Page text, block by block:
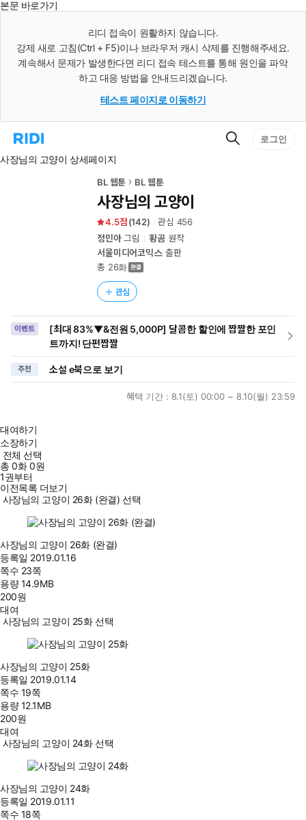
본문 바로가기
리디 접속이 원활하지 않습니다.
강제 새로 고침(Ctrl + F5)이나 브라우저 캐시 삭제를 진행해주세요.
계속해서 문제가 발생한다면 리디 접속 테스트를 통해 원인을 파악
하고 대응 방법을 안내드리겠습니다.
테스트 페이지로 이동하기
리
홈
검
로그인
사장님의 고양이 상세페이지
BL 웹툰 BL 웹툰
사장님의 고양이
4.5 (142) 관심 456
정민아그림 황곰 원작
서울미디어코믹스출판
총 26화
관심
이벤트
[최대 83%▼&전원 5,000P] 달콤한 할인에 짭짤한 포인
트까지! 단편짭짤
추천 소설 e북으로 보기
혜택 기간 : 8.1(토) 00:00 ~ 8.10(월) 23:59
대여하기
소장하기
전체 선택
총0화0원
1권부터
이전목록 더보기
사장님의 고양이 26화 (완결) 선택
사장님의 고양이 26화 (완결)
등록일 2019.01.16
쪽수 23쪽
용량14.9MB
200원
대여
사장님의 고양이 25화 선택
사장님의 고양이 25화
등록일 2019.01.14
쪽수 19쪽
용량12.1MB
200원
대여
사장님의 고양이 24화 선택
사장님의 고양이 24화
등록일 2019.01.11
쪽수 18쪽